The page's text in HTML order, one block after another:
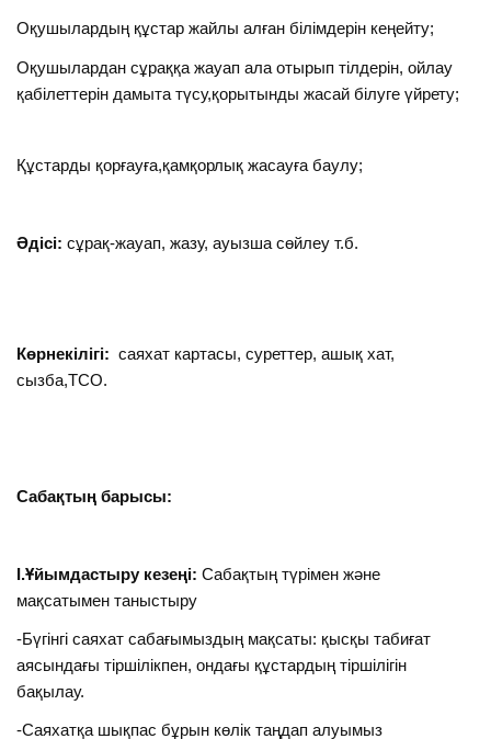
Оқушылардың құстар жайлы алған білімдерін кеңейту;
Оқушылардан сұраққа жауап ала отырып тілдерін, ойлау
қабілеттерін дамыта түсу,қорытынды жасай білуге үйрету;
Құстарды қорғауға,қамқорлық жасауға баулу;
Әдісі:сұрақ-жауап, жазу, ауызша сөйлеу т.б.
Көрнекілігі:саяхат картасы, суреттер, ашық хат,
сызба,ТСО.
Сабақтың барысы:
I.Ұйымдастыру кезеңі: Сабақтың түрімен және
мақсатымен таныстыру
-Бүгінгі саяхат сабағымыздың мақсаты: қысқы табиғат
аясындағы тіршілікпен, ондағы құстардың тіршілігін
бақылау.
-Саяхатқа шықпас бұрын көлік таңдап алуымыз